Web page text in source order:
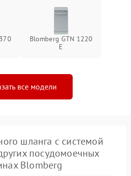
Blomberg GTN 1220
E
все модели
шланга с системой
посудомоечных
Blomberg